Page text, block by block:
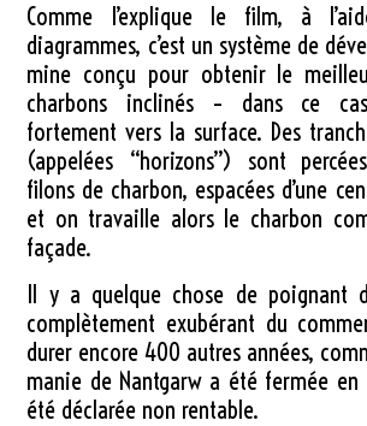
Comme l’explique le film, à
diagrammes, c’est un système de
mine conçu pour obtenir le
charbons inclinés – dans ce
fortement vers la surface. Des
(appelées “horizons”) sont
filons de charbon, espacées d’une
et on travaille alors le charbon
façade.
Il y a quelque chose de poignant
complètement exubérant du
durer encore 400 autres années,
manie de Nantgarw a été fermée en
été déclarée non rentable.